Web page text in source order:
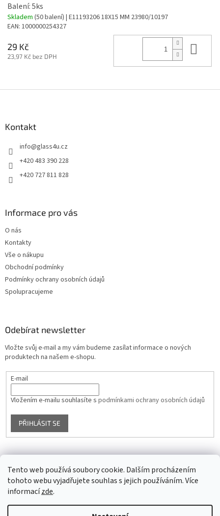
Tento web používá soubory cookie. Dalším procházením
tohoto webu vyjadřujete souhlas s jejich používáním. Více
informacízde.
Balení: 5ks
Skladem (50 balení) | E11193206 18X15 MM 23980/10197
EAN: 1000000254327
29 Kč
23,97 Kč bez DPH
Kontakt
info@glass4u.cz
+420 483 390 228
+420 727 811 828
Informace pro vás
O nás
Kontakty
Vše o nákupu
Obchodní podmínky
Podmínky ochrany osobních údajů
Spolupracujeme
Odebírat newsletter
Vložte svůj e-mail a my vám budeme zasílat informace o nových
produktech na našem e-shopu.
E-mail
Vložením e-mailu souhlasíte s podmínkami ochrany osobních údajů
PŘIHLÁSIT SE
Facebook